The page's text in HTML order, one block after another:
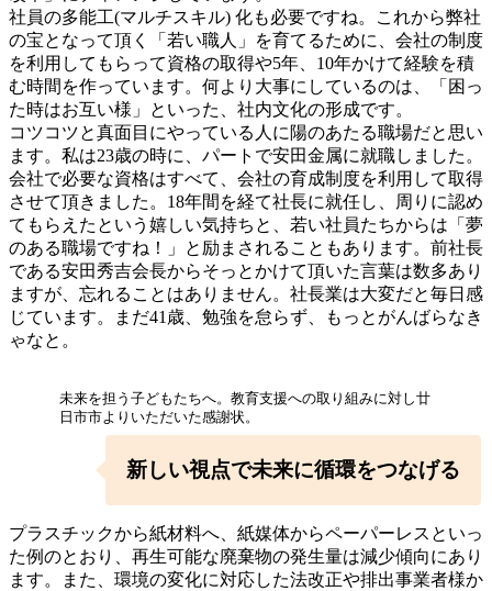
社員の多能工(マルチスキル) 化も必要ですね。これから弊社
の宝となって頂く「若い職人」を育てるために、会社の制度
を利用してもらって資格の取得や5年、10年かけて経験を積
む時間を作っています。何より大事にしているのは、「困っ
た時はお互い様」といった、社内文化の形成です。
コツコツと真面目にやっている人に陽のあたる職場だと思い
ます。私は23歳の時に、パートで安田金属に就職しました。
会社で必要な資格はすべて、会社の育成制度を利用して取得
させて頂きました。18年間を経て社長に就任し、周りに認め
てもらえたという嬉しい気持ちと、若い社員たちからは「夢
のある職場ですね！」と励まされることもあります。前社長
である安田秀吉会長からそっとかけて頂いた言葉は数多あり
ますが、忘れることはありません。社長業は大変だと毎日感
じています。まだ41歳、勉強を怠らず、もっとがんばらなき
ゃなと。
未来を担う子どもたちへ。教育支援への取り組みに対し廿
日市市よりいただいた感謝状。
新しい視点で未来に循環をつなげる
プラスチックから紙材料へ、紙媒体からペーパーレスといっ
た例のとおり、再生可能な廃棄物の発生量は減少傾向にあり
ます。また、環境の変化に対応した法改正や排出事業者様か